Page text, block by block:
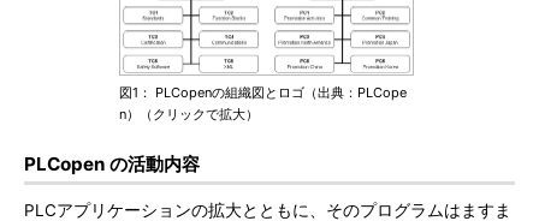
図1： PLCopenの組織図とロゴ（出典：PLCope
n）（クリックで拡大）
PLCopen の活動内容
PLCアプリケーションの拡大とともに、そのプログラムはますま